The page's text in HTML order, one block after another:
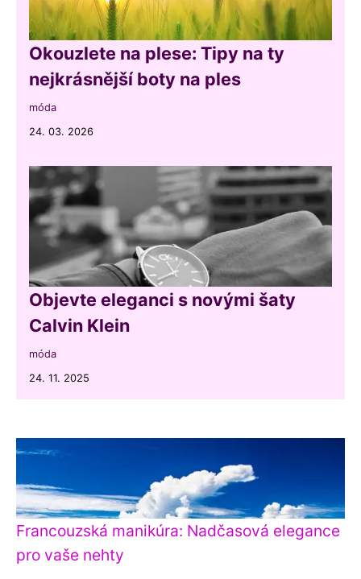
Okouzlete na plese: Tipy na ty
nejkrásnější boty na ples
móda
24. 03. 2026
Objevte eleganci s novými šaty
Calvin Klein
móda
24. 11. 2025
Francouzská manikúra: Nadčasová elegance
pro vaše nehty